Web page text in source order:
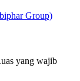
Group)
yang wajib